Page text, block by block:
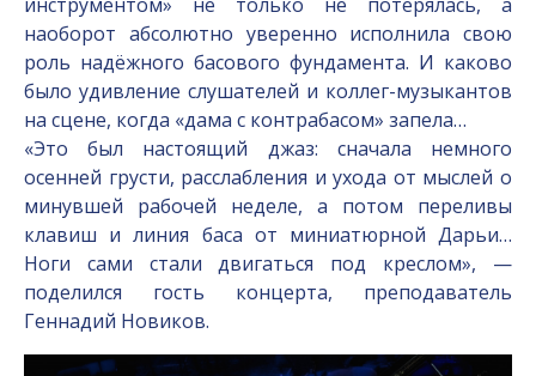
наоборот абсолютно уверенно исполнила свою
роль надёжного басового фундамента. И каково
было удивление слушателей и коллег-музыкантов
на сцене, когда «дама с контрабасом» запела…
«Это был настоящий джаз: сначала немного
осенней грусти, расслабления и ухода от мыслей о
минувшей рабочей неделе, а потом переливы
клавиш и линия баса от миниатюрной Дарьи…
Ноги сами стали двигаться под креслом», —
поделился гость концерта, преподаватель
Геннадий Новиков.